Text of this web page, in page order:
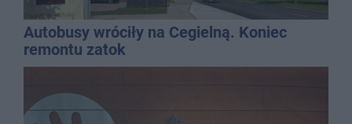
Autobusy wróciły na Cegielną. Koniec
remontu zatok